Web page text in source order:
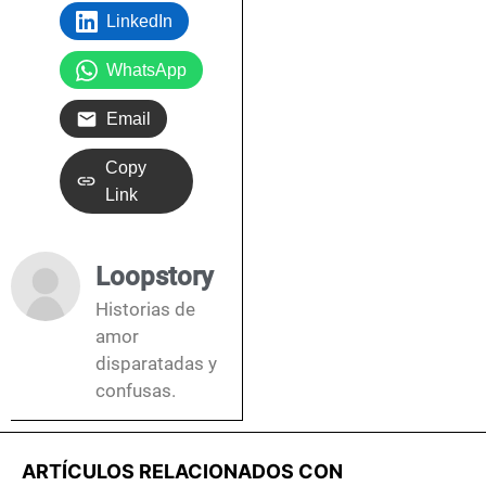
LinkedIn
WhatsApp
Email
Copy
Link
Loopstory
Historias de
amor
disparatadas y
confusas.
ARTÍCULOS RELACIONADOS CON